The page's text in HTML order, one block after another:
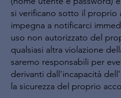
si verificano sotto il proprio
impegna a notificarci
uso non autorizzato del
qualsiasi altra violazione
saremo responsabili per
derivanti dall'incapacità
la sicurezza del proprio